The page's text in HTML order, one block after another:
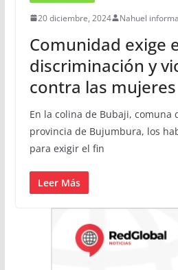
20 diciembre, 2024 Nahuel informa
Comunidad exige
discriminación y
contra las mujeres
En la colina de Bubaji, comuna
provincia de Bujumbura, los
para exigir el fin
Leer Más